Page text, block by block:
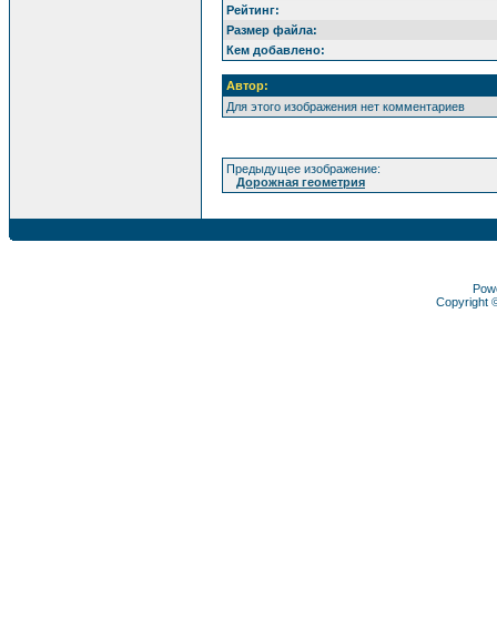
Рейтинг:
Размер файла:
Кем добавлено:
Автор:
Для этого изображения нет комментариев
Предыдущее изображение:
Дорожная геометрия
Copyright